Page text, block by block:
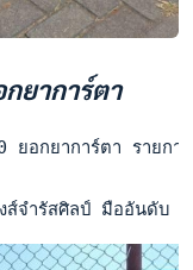
ยาการ์ตา
ยอกยาการ์ตา ราย
ส์จำรัสศิลป์ มืออันดั